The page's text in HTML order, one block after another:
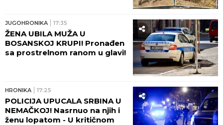
mogao da makne! (FOTO,
VIDEO)
JUGOHRONIKA 17:35
ŽENA UBILA MUŽA U
BOSANSKOJ KRUPI! Pronađen
sa prostrelnom ranom u glavi!
HRONIKA 17:25
POLICIJA UPUCALA SRBINA U
NEMAČKOJ! Nasrnuo na njih i
ženu lopatom - U kritičnom